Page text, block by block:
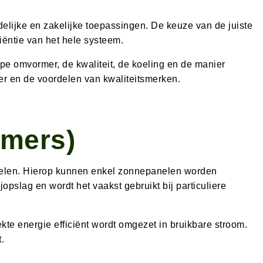
en zakelijke toepassingen. De keuze van de juiste
van het hele systeem.
omvormer, de kwaliteit, de koeling en de manier
en de voordelen van kwaliteitsmerken.
Hierop kunnen enkel zonnepanelen worden
en wordt het vaakst gebruikt bij particuliere
energie efficiënt wordt omgezet in bruikbare stroom.